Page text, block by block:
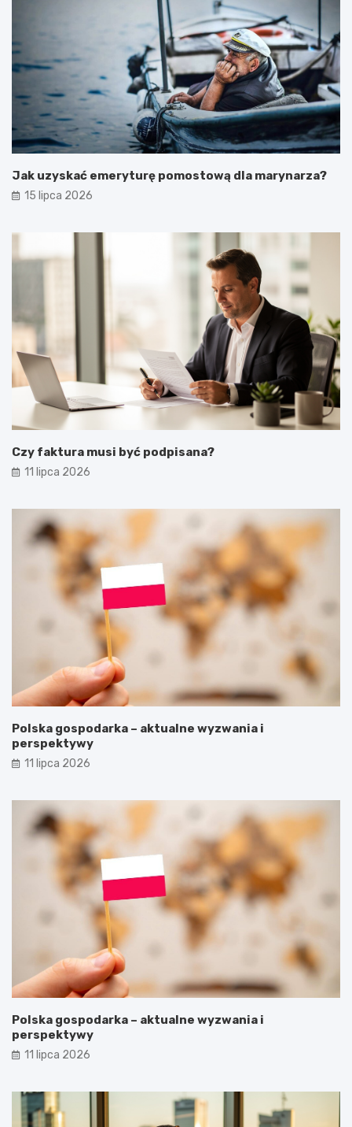
Jak uzyskać emeryturę pomostową dla marynarza?
15 lipca 2026
Czy faktura musi być podpisana?
11 lipca 2026
Polska gospodarka – aktualne wyzwania i
perspektywy
11 lipca 2026
Polska gospodarka – aktualne wyzwania i
perspektywy
11 lipca 2026